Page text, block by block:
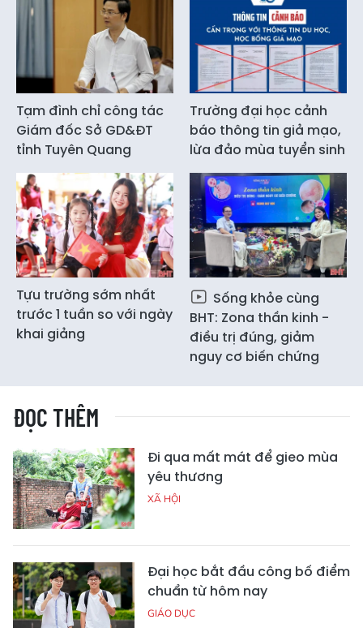
Tạm đình chỉ công tác
Giám đốc Sở GD&ĐT
tỉnh Tuyên Quang
Trường đại học cảnh
báo thông tin giả mạo,
lừa đảo mùa tuyển sinh
Tựu trường sớm nhất
trước 1 tuần so với ngày
khai giảng
Sống khỏe cùng
BHT: Zona thần kinh -
điều trị đúng, giảm
nguy cơ biến chứng
ĐỌC THÊM
Đi qua mất mát để gieo mùa
yêu thương
XÃ HỘI
Đại học bắt đầu công bố điểm
chuẩn từ hôm nay
GIÁO DỤC